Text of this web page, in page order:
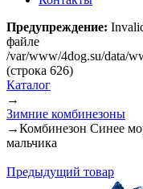
Предупреждение:
файле
/var/www/4dog.su/data/
(строка 626)
Каталог
→
Зимние комбинезоны
→Комбинезон Синее
мальчика
Предыдущий товар